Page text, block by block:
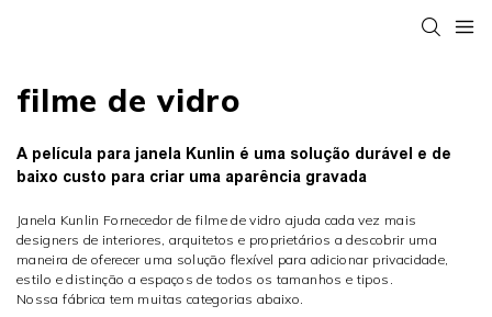
filme de vidro
A película para janela Kunlin é uma solução durável e de
baixo custo para criar uma aparência gravada
Janela Kunlin Fornecedor de filme de vidro ajuda cada vez mais
designers de interiores, arquitetos e proprietários a descobrir uma
maneira de oferecer uma solução flexível para adicionar privacidade,
estilo e distinção a espaços de todos os tamanhos e tipos.
Nossa fábrica tem muitas categorias abaixo.